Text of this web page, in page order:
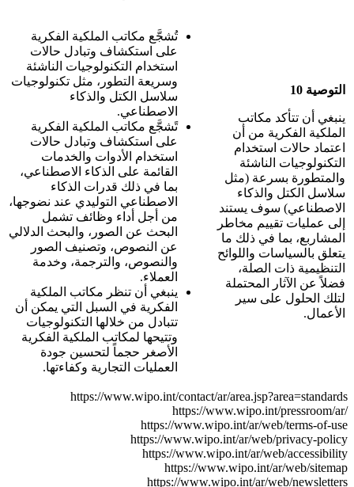
التوصية 10
ينبغي أن تتأكد مكاتب
الملكية الفكرية من أن
اعتماد حالات استخدام
التكنولوجيات الناشئة
والمتطورة بسرعة (مثل
سلاسل الكتل والذكاء
الاصطناعي) سوف يستند
إلى عمليات تقييم مخاطر
المشاربع، بما في ذلك ما
يتعلق بالسياسات واللوائح
التنظيمية ذات الصلة،
فضلاً عن الآثار المحتملة
لتلك الحلول على سير
الأعمال.
تُشجَّع مكاتب الملكية الفكرية
على استكشاف وتبادل حالات
استخدام التكنولوجيات الناشئة
وسريعة التطور، مثل تكنولوجيات
سلاسل الكتل والذكاء
الاصطناعي.
تًشجَّع مكاتب الملكية الفكرية
على استكشاف وتبادل حالات
استخدام الأدوات والخدمات
القائمة على الذكاء الاصطناعي،
بما في ذلك قدرات الذكاء
الاصطناعي التوليدي عند نضوجها،
من أجل أداء وظائف تشمل
البحث عن الصور، والبحث الدلالي
عن النصوص، وتصنيف الصور
والنصوص، والترجمة، وخدمة
العملاء.
ينبغي أن تنظر مكاتب الملكية
الفكرية في السبل التي يمكن أن
تتبادل من خلالها التكنولوجيات
وتتيحها لمكاتب الملكية الفكرية
الأصغر حجماً لتحسين جودة
العمليات التجارية وكفاءتها.
https://www.wipo.int/contact/ar/area.jsp?area=standards
https://www.wipo.int/pressroom/ar/
https://www.wipo.int/ar/web/terms-of-use
https://www.wipo.int/ar/web/privacy-policy
https://www.wipo.int/ar/web/accessibility
https://www.wipo.int/ar/web/sitemap
https://www.wipo.int/ar/web/newsletters